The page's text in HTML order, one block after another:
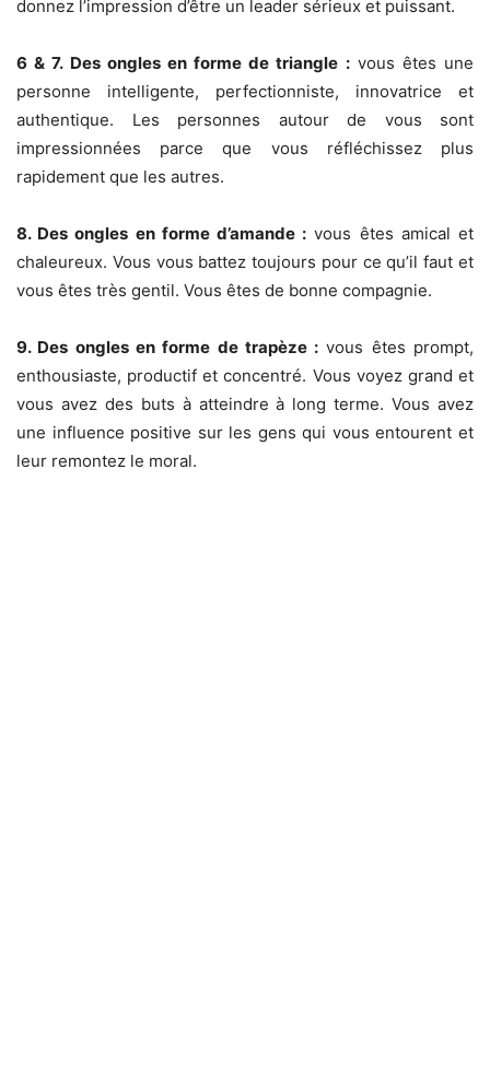
donnez l’impression d’être un leader sérieux et puissant.
6 & 7. Des ongles en forme de triangle :vous êtes une
personne intelligente, perfectionniste, innovatrice et
authentique. Les personnes autour de vous sont
impressionnées parce que vous réfléchissez plus
rapidement que les autres.
8. Des ongles en forme d’amande : vous êtes amical et
chaleureux. Vous vous battez toujours pour ce qu’il faut et
vous êtes très gentil. Vous êtes de bonne compagnie.
9. Des ongles en forme de trapèze : vous êtes prompt,
enthousiaste, productif et concentré. Vous voyez grand et
vous avez des buts à atteindre à long terme. Vous avez
une influence positive sur les gens qui vous entourent et
leur remontez le moral.